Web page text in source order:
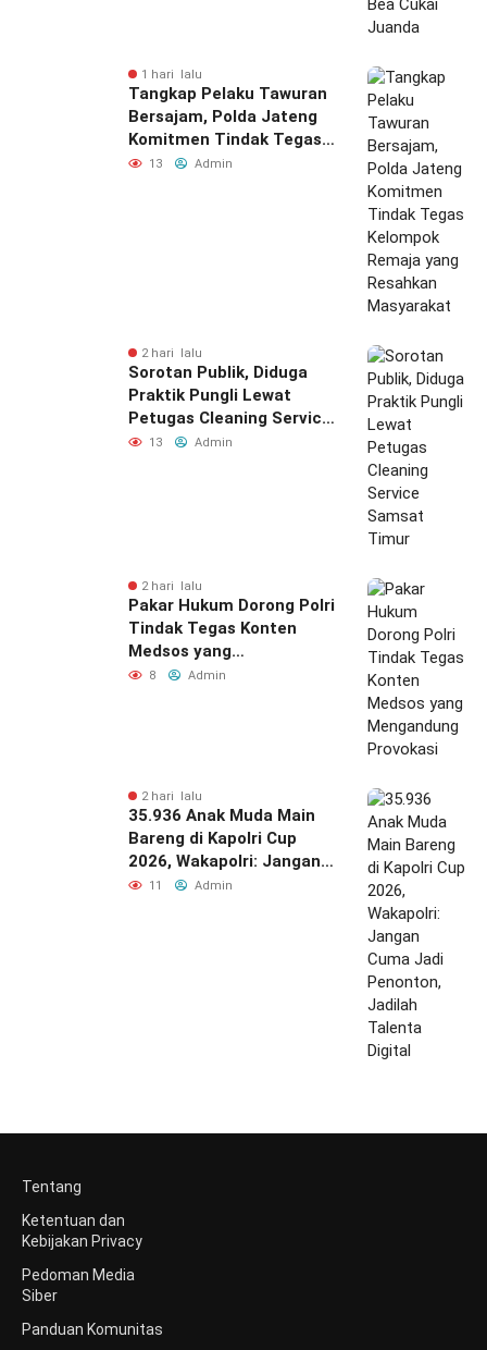
1 hari lalu
Tangkap Pelaku Tawuran
Bersajam, Polda Jateng
Komitmen Tindak Tegas
Kelompok Remaja yang
13 Admin
2 hari lalu
Sorotan Publik, Diduga
Praktik Pungli Lewat
Petugas Cleaning Service
Samsat Timur
13 Admin
2 hari lalu
Pakar Hukum Dorong Polri
Tindak Tegas Konten
Medsos yang
Mengandung Provokasi
8 Admin
2 hari lalu
35.936 Anak Muda Main
Bareng di Kapolri Cup
2026, Wakapolri: Jangan
Cuma Jadi Penonton,
11 Admin
Tentang
Ketentuan dan
Kebijakan Privacy
Pedoman Media
Siber
Panduan Komunitas